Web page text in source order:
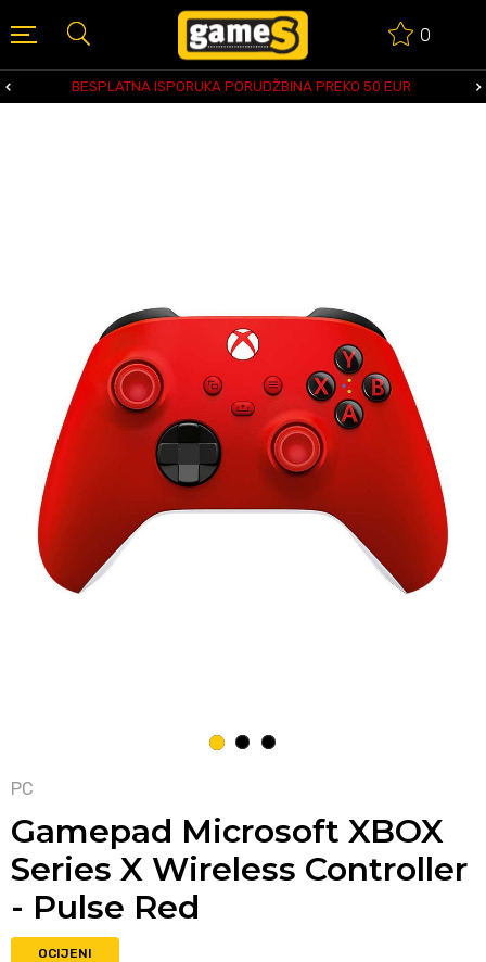
0
BESPLATNA ISPORUKA PORUDŽBINA PREKO 50 EUR
1 2 3
PC
Gamepad Microsoft XBOX
Series X Wireless Controller
- Pulse Red
OCIJENI